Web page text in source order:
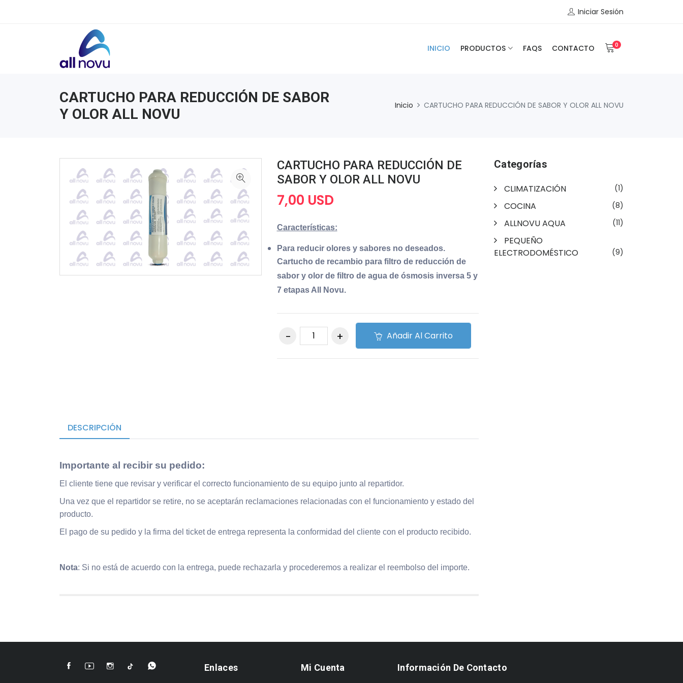
Iniciar Sesión
INICIO PRODUCTOS FAQS CONTACTO 0
CARTUCHO PARA REDUCCIÓN DE SABOR
Y OLOR ALL NOVU
Inicio CARTUCHO PARA REDUCCIÓN DE SABOR Y OLOR ALL NOVU
CARTUCHO PARA REDUCCIÓN DE
SABOR Y OLOR ALL NOVU
7,00 USD
Características:
Para reducir olores y sabores no deseados.
Cartucho de recambio para filtro de reducción de
sabor y olor de filtro de agua de ósmosis inversa 5 y
7 etapas All Novu.
Añadir Al Carrito
DESCRIPCIÓN
Importante al recibir su pedido:
El cliente tiene que revisar y verificar el correcto funcionamiento de su equipo junto al repartidor.
Una vez que el repartidor se retire, no se aceptarán reclamaciones relacionadas con el funcionamiento y estado del
producto.
El pago de su pedido y la firma del ticket de entrega representa la conformidad del cliente con el producto recibido.
Nota: Si no está de acuerdo con la entrega, puede rechazarla y procederemos a realizar el reembolso del importe.
Categorías
CLIMATIZACIÓN (1)
COCINA (8)
ALLNOVU AQUA (11)
PEQUEÑO
ELECTRODOMÉSTICO
(9)
Enlaces Mi Cuenta Información De Contacto